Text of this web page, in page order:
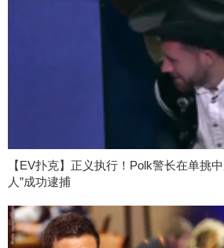
【EV扑克】正义执行！Polk警长在单挑
人”成功逮捕